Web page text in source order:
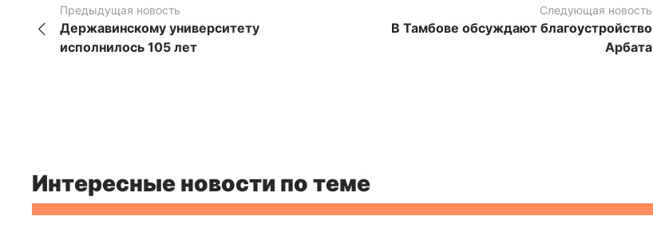
Предыдущая новость
Державинскому университету
исполнилось 105 лет
Следующая новость
В Тамбове обсуждают благоустройство
Арбата
Интересные новости по теме